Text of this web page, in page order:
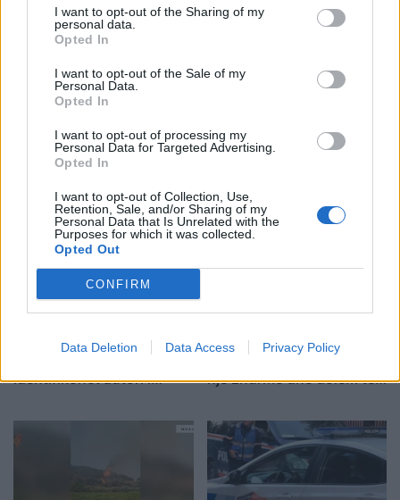
I want to opt-out of the Sharing of my
personal data.
Opted In
I want to opt-out of the Sale of my
Personal Data.
Opted In
I want to opt-out of processing my
Personal Data for Targeted Advertising.
Opted In
I want to opt-out of Collection, Use,
Retention, Sale, and/or Sharing of my
Personal Data that Is Unrelated with the
Purposes for which it was collected.
Opted Out
CONFIRM
Data Deletion Data Access Privacy Policy
Ditëve shumë të nxehta
po u vjen fundi?
Meteorologia tregon se
kur nis rënia e
temperaturave
Zjarri në Krujë, Nufi dhe
Lamallari: Forcat po
ajri
E ndoqi me automatik dhe
vrau mikun e fëmijërisë,
identifikohet autori i
kërkim
Vrasja e 20-vjeçarit në
Korçë, banorët: Dëgjuam
një zhurmë dhe dolëm të
ndodhur